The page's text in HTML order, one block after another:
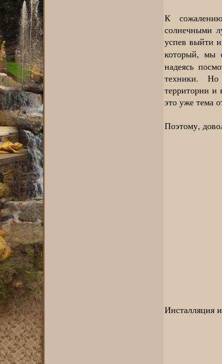
К
солнечными
успев выйти
который, мы
надеясь
техники.
территории и
это уже тема
Поэтому,
Инсталляция